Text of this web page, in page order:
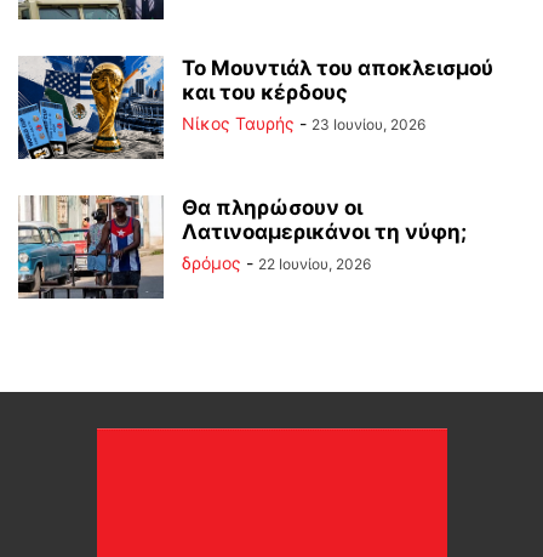
Το Μουντιάλ του αποκλεισμού
και του κέρδους
Νίκος Ταυρής - 23 Ιουνίου, 2026
Θα πληρώσουν οι
Λατινοαμερικάνοι τη νύφη;
δρόμος - 22 Ιουνίου, 2026